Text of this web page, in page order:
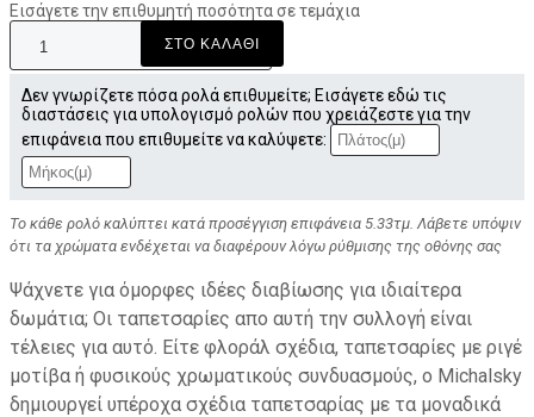
Εισάγετε την επιθυμητή ποσότητα σε τεμάχια
ΣΤΟ ΚΑΛΑΘΙ
Δεν γνωρίζετε πόσα ρολά επιθυμείτε; Εισάγετε εδώ τις
διαστάσεις για υπολογισμό ρολών που χρειάζεστε για την
επιφάνεια που επιθυμείτε να καλύψετε:
Το κάθε ρολό καλύπτει κατά προσέγγιση επιφάνεια 5.33τμ. Λάβετε υπόψιν
ότι τα χρώματα ενδέχεται να διαφέρουν λόγω ρύθμισης της οθόνης σας
Ψάχνετε για όμορφες ιδέες διαβίωσης για ιδιαίτερα
δωμάτια; Οι ταπετσαρίες απο αυτή την συλλογή είναι
τέλειες για αυτό. Είτε φλοράλ σχέδια, ταπετσαρίες με ριγέ
μοτίβα ή φυσικούς χρωματικούς συνδυασμούς, ο Michalsky
δημιουργεί υπέροχα σχέδια ταπετσαρίας με τα μοναδικά